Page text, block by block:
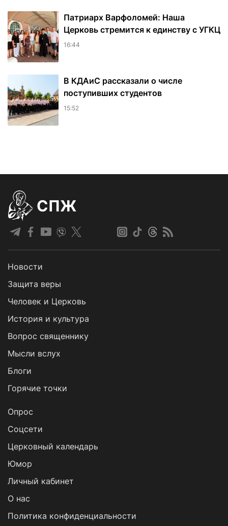
Патриарх Варфоломей: Наша
Церковь стремится к единству с УГКЦ
16:44
В КДАиС рассказали о числе
поступивших студентов
15:52
СПЖ
Новости
Защита веры
Человек и Церковь
История и культура
Вопрос священнику
Мысли вслух
Блоги
Горячие точки
Опрос
Cоцсети
Церковный календарь
Юмор
Личный кабинет
О нас
Политика конфиденциальности